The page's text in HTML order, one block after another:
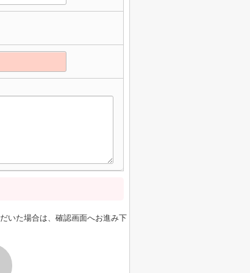
いた場合は、確認画面へお進み下